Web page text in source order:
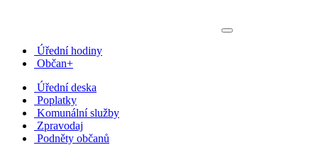
Úřední hodiny
Občan+
Úřední deska
Poplatky
Komunální služby
Zpravodaj
Podněty občanů